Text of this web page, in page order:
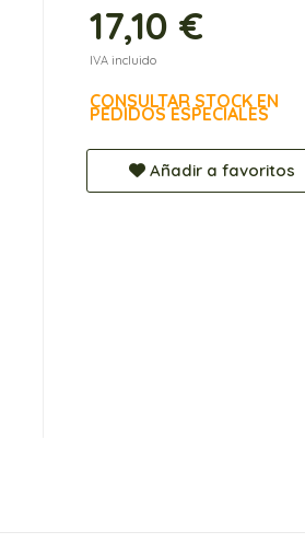
17,10 €
IVA incluido
CONSULTAR STOCK EN
PEDIDOS ESPECIALES
Añadir a favoritos